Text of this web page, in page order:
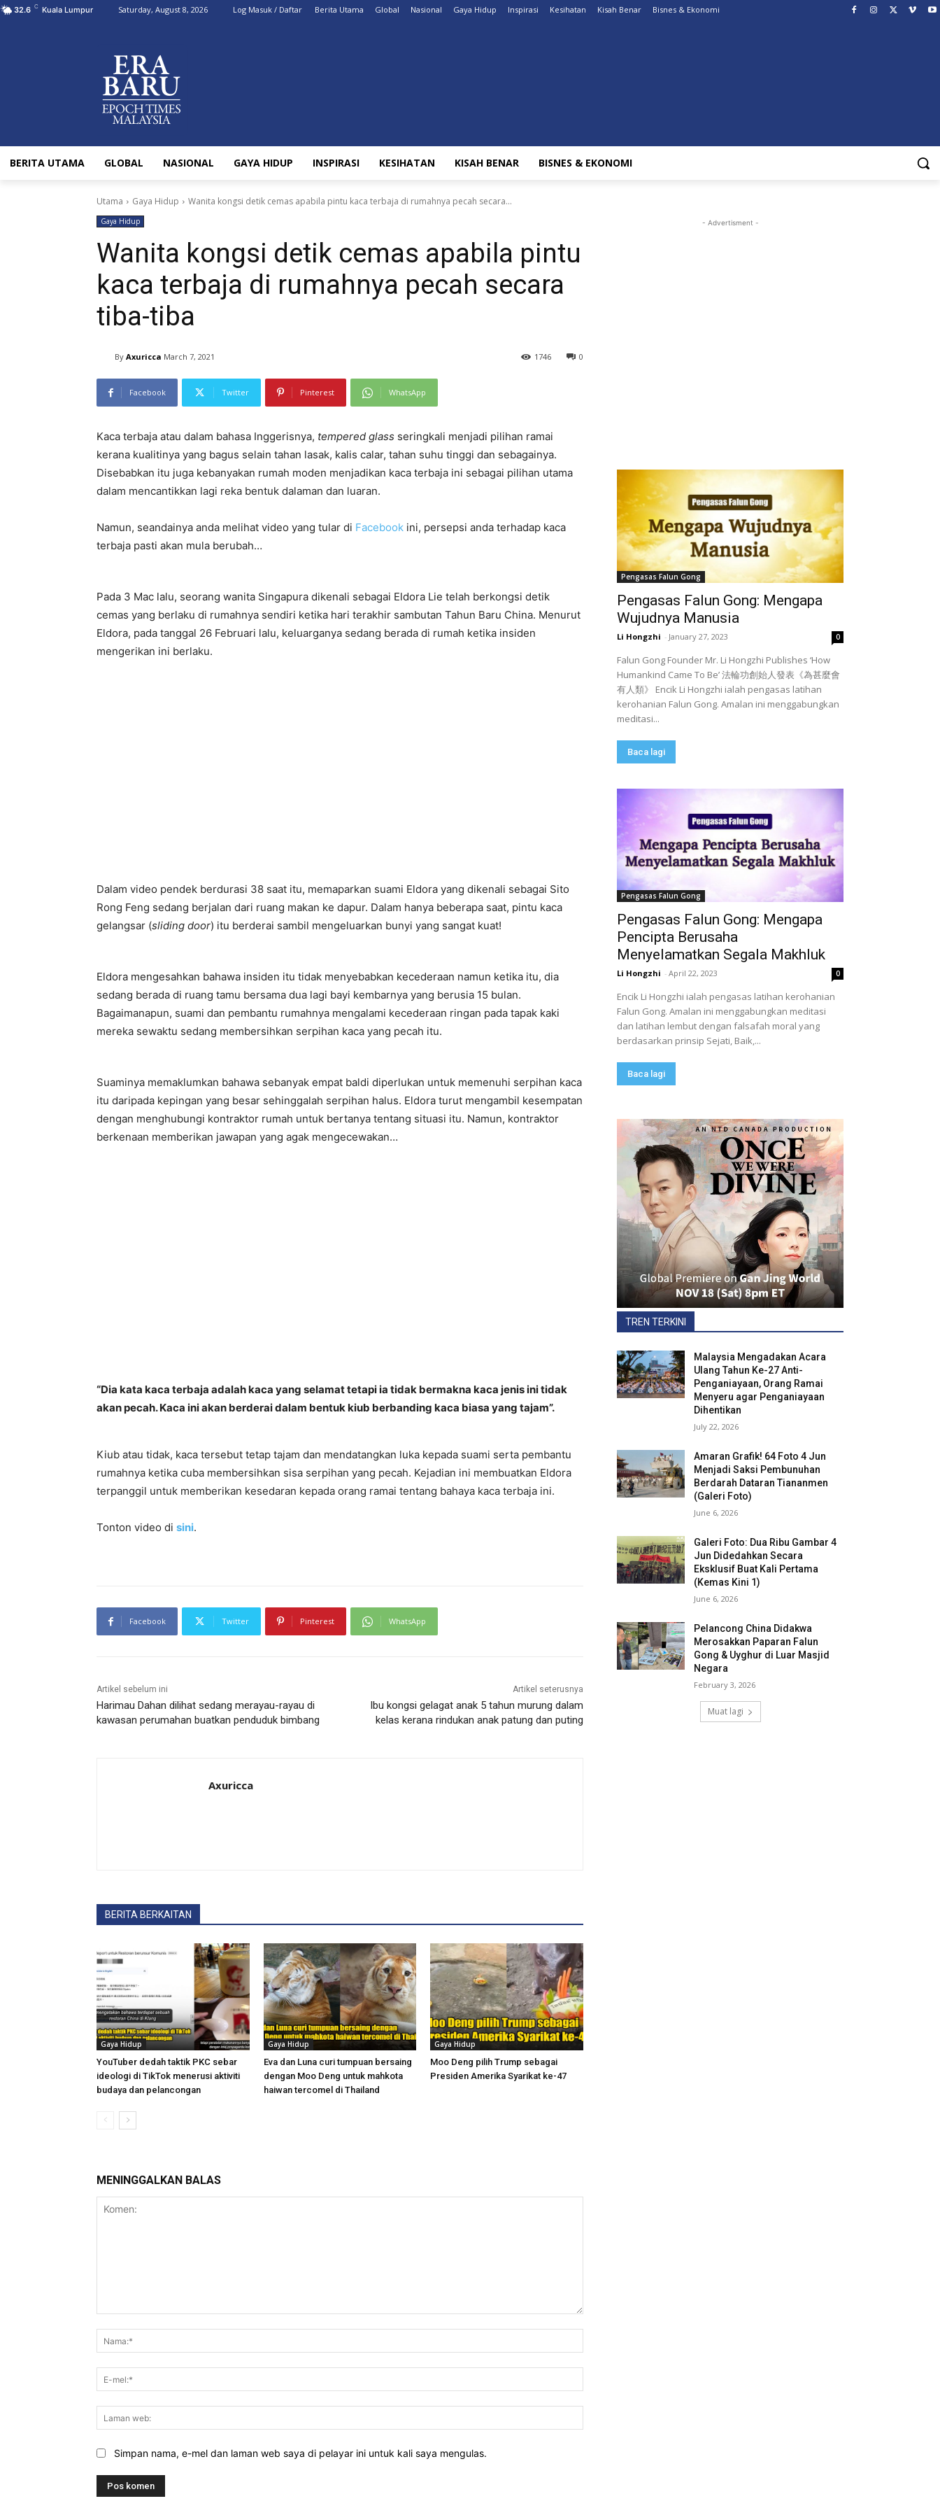
32.6 C Kuala Lumpur Saturday, August 8, 2026 Log Masuk / Daftar Berita Utama Global Nasional Gaya Hidup Inspirasi Kesihatan Kisah Benar Bisnes & Ekonomi
BERITA UTAMA GLOBAL NASIONAL GAYA HIDUP INSPIRASI KESIHATAN KISAH BENAR BISNES & EKONOMI
Utama Gaya Hidup Wanita kongsi detik cemas apabila pintu kaca terbaja di rumahnya pecah secara...
Gaya Hidup
Wanita kongsi detik cemas apabila pintu
kaca terbaja di rumahnya pecah secara
tiba-tiba
By Axuricca March 7, 2021 0
1746
Facebook Twitter Pinterest WhatsApp
Kaca terbaja atau dalam bahasa Inggerisnya, tempered glass seringkali menjadi pilihan ramai
kerana kualitinya yang bagus selain tahan lasak, kalis calar, tahan suhu tinggi dan sebagainya.
Disebabkan itu juga kebanyakan rumah moden menjadikan kaca terbaja ini sebagai pilihan utama
dalam mencantikkan lagi reka bentuk dalaman dan luaran.
Namun, seandainya anda melihat video yang tular di Facebook ini, persepsi anda terhadap kaca
terbaja pasti akan mula berubah…
Pada 3 Mac lalu, seorang wanita Singapura dikenali sebagai Eldora Lie telah berkongsi detik
cemas yang berlaku di rumahnya sendiri ketika hari terakhir sambutan Tahun Baru China. Menurut
Eldora, pada tanggal 26 Februari lalu, keluarganya sedang berada di rumah ketika insiden
mengerikan ini berlaku.
Dalam video pendek berdurasi 38 saat itu, memaparkan suami Eldora yang dikenali sebagai Sito
Rong Feng sedang berjalan dari ruang makan ke dapur. Dalam hanya beberapa saat, pintu kaca
gelangsar (sliding door) itu berderai sambil mengeluarkan bunyi yang sangat kuat!
Eldora mengesahkan bahawa insiden itu tidak menyebabkan kecederaan namun ketika itu, dia
sedang berada di ruang tamu bersama dua lagi bayi kembarnya yang berusia 15 bulan.
Bagaimanapun, suami dan pembantu rumahnya mengalami kecederaan ringan pada tapak kaki
mereka sewaktu sedang membersihkan serpihan kaca yang pecah itu.
Suaminya memaklumkan bahawa sebanyak empat baldi diperlukan untuk memenuhi serpihan kaca
itu daripada kepingan yang besar sehinggalah serpihan halus. Eldora turut mengambil kesempatan
dengan menghubungi kontraktor rumah untuk bertanya tentang situasi itu. Namun, kontraktor
berkenaan memberikan jawapan yang agak mengecewakan…
“Dia kata kaca terbaja adalah kaca yang selamat tetapi ia tidak bermakna kaca jenis ini tidak
akan pecah. Kaca ini akan berderai dalam bentuk kiub berbanding kaca biasa yang tajam”.
Kiub atau tidak, kaca tersebut tetap tajam dan mendatangkan luka kepada suami serta pembantu
rumahnya ketika cuba membersihkan sisa serpihan yang pecah. Kejadian ini membuatkan Eldora
terpanggil untuk memberikan kesedaran kepada orang ramai tentang bahaya kaca terbaja ini.
Tonton video di sini.
Facebook Twitter Pinterest WhatsApp
Artikel sebelum ini
Harimau Dahan dilihat sedang merayau-rayau di
kawasan perumahan buatkan penduduk bimbang
Artikel seterusnya
Ibu kongsi gelagat anak 5 tahun murung dalam
kelas kerana rindukan anak patung dan puting
Axuricca
BERITA BERKAITAN
Gaya Hidup
YouTuber dedah taktik PKC sebar
ideologi di TikTok menerusi aktiviti
budaya dan pelancongan
Gaya Hidup
Eva dan Luna curi tumpuan bersaing
dengan Moo Deng untuk mahkota
haiwan tercomel di Thailand
Gaya Hidup
Moo Deng pilih Trump sebagai
Presiden Amerika Syarikat ke-47
MENINGGALKAN BALAS
mel:*
web:
Simpan nama, e-mel dan laman web saya di pelayar ini untuk kali saya mengulas.
- Advertisment -
Pengasas Falun Gong
Pengasas Falun Gong: Mengapa
Wujudnya Manusia
Li Hongzhi - January 27, 2023 0
Falun Gong Founder Mr. Li Hongzhi Publishes ‘How
Humankind Came To Be’ 法輪功創始人發表《為甚麼會
有人類》 Encik Li Hongzhi ialah pengasas latihan
kerohanian Falun Gong. Amalan ini menggabungkan
meditasi...
Baca lagi
Pengasas Falun Gong
Pengasas Falun Gong: Mengapa
Pencipta Berusaha
Menyelamatkan Segala Makhluk
Li Hongzhi - April 22, 2023 0
Encik Li Hongzhi ialah pengasas latihan kerohanian
Falun Gong. Amalan ini menggabungkan meditasi
dan latihan lembut dengan falsafah moral yang
berdasarkan prinsip Sejati, Baik,...
Baca lagi
TREN TERKINI
Malaysia Mengadakan Acara
Ulang Tahun Ke-27 Anti-
Penganiayaan, Orang Ramai
Menyeru agar Penganiayaan
Dihentikan
July 22, 2026
Amaran Grafik! 64 Foto 4 Jun
Menjadi Saksi Pembunuhan
Berdarah Dataran Tiananmen
(Galeri Foto)
June 6, 2026
Galeri Foto: Dua Ribu Gambar 4
Jun Didedahkan Secara
Eksklusif Buat Kali Pertama
(Kemas Kini 1)
June 6, 2026
Pelancong China Didakwa
Merosakkan Paparan Falun
Gong & Uyghur di Luar Masjid
Negara
February 3, 2026
Muat lagi